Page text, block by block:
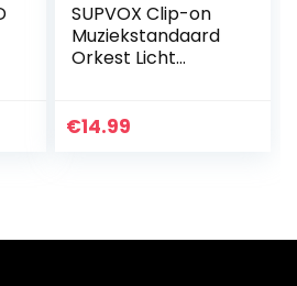
SUPVOX Clip-on
Muziekstandaard
Orkest Licht
Bureaulamp 9
€14.99